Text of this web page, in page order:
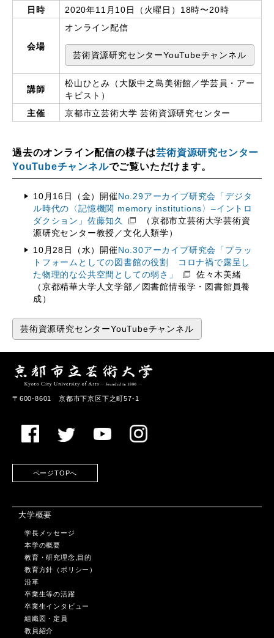
日時
2020年11月10日（火曜日）18時〜20時
会場
オンライン配信
芸術資源研究センターYouTubeチャンネル
講師
松山ひとみ（大阪中之島美術館／学芸員・アー
キビスト）
主催
京都市立芸術大学 芸術資源研究センター
過去のオンライン配信の様子は芸術資源研究センター
YouTubeチャンネルでご覧いただけます。
10月16日（金）開催 No.29アーカイブ研究会「デジタ
ル時代の〈記憶機関 memory institutions〉–イントロ
ダクション」 佐藤知久
（京都市立芸術大学芸術資
源研究センター教授／文化人類学）
10月28日（水）開催 No.30アーカイブ研究会「プラッ
トフォームとしての図書館の役割 コロナ禍で露呈し
た物理的な公共空間としての弱さ」
佐々木美緒
（京都精華大学人文学部／図書館情報学・図書館員養
成）
芸術資源研究センターYouTubeチャンネル
〒600-8601 京都市下京区下之町57-1
ページTOPへ
大学概要
学長メッセージ
本学の概要
教育・研究理念,目的
教育方針（ポリシー）
沿革
卒業生等の活躍
卒業生インタビュー
組織図・定員
教員紹介